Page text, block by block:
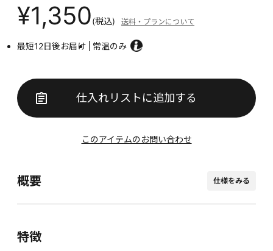
¥1,350(税込) 送料・プランについて
最短12日後お届け 常温のみ
仕入れリストに追加する
このアイテムのお問い合わせ
概要 仕様をみる
特徴